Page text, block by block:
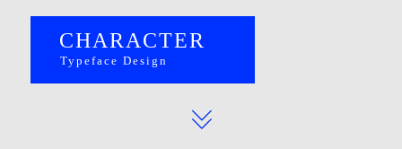
CHARACTER
Typeface Design